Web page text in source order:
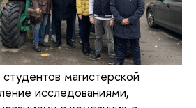
магистерской
исследованиями,